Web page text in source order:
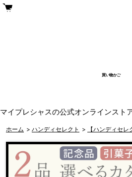
買い物かご
マイプレシャスの公式オンラインスト
ホーム > ハンディセレクト > 【ハンディセ